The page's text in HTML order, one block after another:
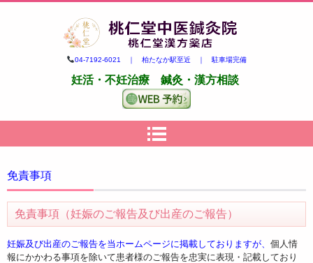
柏市の妊活・不妊治療専門 鍼
灸・漢方｜桃仁堂中医鍼灸院・
桃仁堂漢方薬店
04-7192-6021 ｜ 柏たなか駅至近 ｜ 駐車場完備
妊活・不妊治療 鍼灸・漢方相談
免責事項
免責事項（妊娠のご報告及び出産のご報告）
妊娠及び出産のご報告を当ホームページに掲載しておりますが、 個人情
報にかかわる事項を除いて患者様のご報告を忠実に表現・記載しており